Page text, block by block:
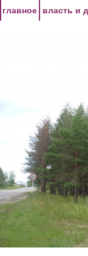
главное власть и